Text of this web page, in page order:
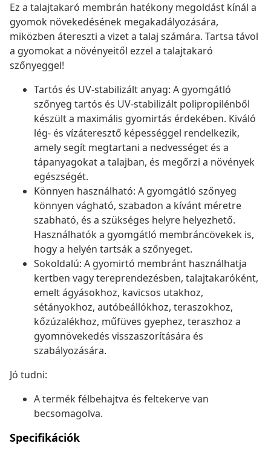
Ez a talajtakaró membrán hatékony megoldást kínál a
gyomok növekedésének megakadályozására,
miközben átereszti a vizet a talaj számára. Tartsa távol
a gyomokat a növényeitől ezzel a talajtakaró
szőnyeggel!
Tartós és UV-stabilizált anyag: A gyomgátló
szőnyeg tartós és UV-stabilizált polipropilénből
készült a maximális gyomirtás érdekében. Kiváló
lég- és vízáteresztő képességgel rendelkezik,
amely segít megtartani a nedvességet és a
tápanyagokat a talajban, és megőrzi a növények
egészségét.
Könnyen használható: A gyomgátló szőnyeg
könnyen vágható, szabadon a kívánt méretre
szabható, és a szükséges helyre helyezhető.
Használhatók a gyomgátló membráncövekek is,
hogy a helyén tartsák a szőnyeget.
Sokoldalú: A gyomirtó membránt használhatja
kertben vagy tereprendezésben, talajtakaróként,
emelt ágyásokhoz, kavicsos utakhoz,
sétányokhoz, autóbeállókhoz, teraszokhoz,
kőzúzalékhoz, műfüves gyephez, teraszhoz a
gyomnövekedés visszaszorítására és
szabályozására.
Jó tudni:
A termék félbehajtva és feltekerve van
becsomagolva.
Specifikációk